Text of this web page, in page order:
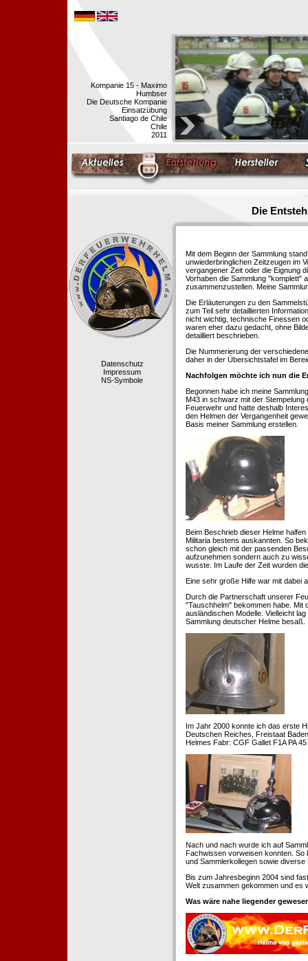
Kompanie 15 - Maximo
Humbser
Die Deutsche Kompanie
Einsatzübung
Santiago de Chile
Chile
2011
Die
Datenschutz
Impressum
NS-Symbole
Mit dem Beginn der Sammlung
unwiederbringlichen Zeitzeugen im
vergangener Zeit oder die Eignung
Vorhaben die Sammlung "komplett"
zusammenzustellen. Meine
Die Erläuterungen zu den
zum Teil sehr detaillierten
nicht wichtig, technische Finessen
waren eher dazu gedacht, ohne
detailliert beschrieben.
Die Nummerierung der
daher in der Übersichtstafel im
Nachfolgen möchte ich nun die
Begonnen habe ich meine
M43 in schwarz mit der Stempelung
Feuerwehr und hatte deshalb
den Helmen der Vergangenheit
Basis meiner Sammlung erstellen.
Beim Beschrieb dieser Helme
Militaria bestens auskannten. So
schon gleich mit der passenden
aufzunehmen sondern auch zu
wusste. Im Laufe der Zeit wurden
Eine sehr große Hilfe war mit dabei
Durch die Partnerschaft unserer
"Tauschhelm" bekommen habe. Mit
ausländischen Modelle. Vielleicht
Sammlung deutscher Helme besaß.
Im Jahr 2000 konnte ich das erste
Deutschen Reiches, Freistaat
Helmes Fabr: CGF Gallet F1A PA
Nach und nach wurde ich auf
Fachwissen vorweisen konnten. So
und Sammlerkollegen sowie
Bis zum Jahresbeginn 2004 sind
Welt zusammen gekommen und es
Was wäre nahe liegender